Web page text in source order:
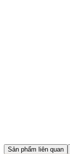
Sản phẩm liên quan